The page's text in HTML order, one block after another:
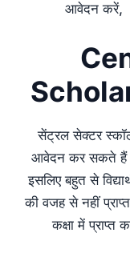
आवेदन करें,
सेंट्रल सेक्टर
आवेदन कर सकते हैं
इसलिए बहुत से
की वजह से नहीं
कक्षा में प्राप्त